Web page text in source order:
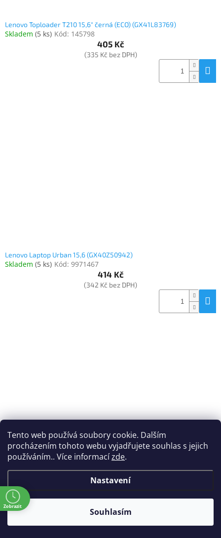
Tento web používá soubory cookie. Dalším
procházením tohoto webu vyjadřujete souhlas s jejich
používáním.. Více informacízde.
Nastavení
Souhlasím
Lenovo Toploader T210 15,6" černá (ECO) (GX41L83769)
Skladem (5 ks) Kód: 145798
405 Kč
(335 Kč bez DPH)
Lenovo Laptop Urban 15,6 (GX40Z50942)
Skladem (5 ks) Kód: 9971467
414 Kč
(342 Kč bez DPH)
Lenovo 400 USB-C Wireless Compact Mouse (GY51D20865)
Do týdne
(364 Kč bez DPH)
Zobrazit